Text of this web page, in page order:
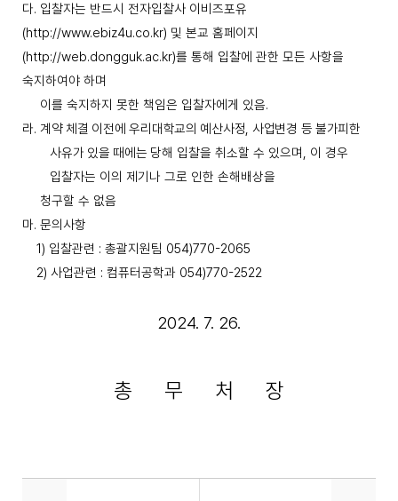
다. 입찰자는 반드시 전자입찰사 이비즈포유
(http://www.ebiz4u.co.kr) 및 본교 홈페이지
(http://web.dongguk.ac.kr)를 통해 입찰에 관한 모든 사항을
숙지하여야 하며
이를 숙지하지 못한 책임은 입찰자에게 있음.
라. 계약 체결 이전에 우리대학교의 예산사정, 사업변경 등 불가피한
사유가 있을 때에는 당해 입찰을 취소할 수 있으며, 이 경우
입찰자는 이의 제기나 그로 인한 손해배상을
청구할 수 없음
마. 문의사항
1) 입찰관련 : 총괄지원팀 054)770-2065
2) 사업관련 : 컴퓨터공학과 054)770-2522
2024. 7. 26.
총 무 처 장